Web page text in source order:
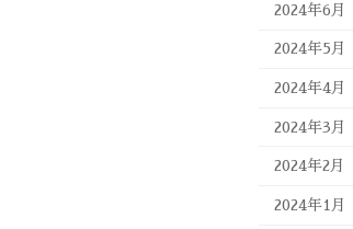
2024年6月
2024年5月
2024年4月
2024年3月
2024年2月
2024年1月